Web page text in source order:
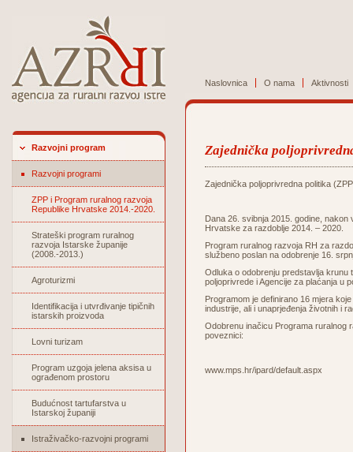
Naslovnica O nama Aktivnosti
Razvojni program
Razvojni programi
ZPP i Program ruralnog razvoja
Republike Hrvatske 2014.-2020.
Strateški program ruralnog
razvoja Istarske županije
(2008.-2013.)
Agroturizmi
Identifikacija i utvrđivanje tipičnih
istarskih proizvoda
Lovni turizam
Program uzgoja jelena aksisa u
ograđenom prostoru
Budućnost tartufarstva u
Istarskoj županiji
Istraživačko-razvojni programi
Zajednička
Zajednička poljoprivredna politika
Dana 26. svibnja 2015. godine,
Hrvatske za razdoblje 2014. – 2020.
Program ruralnog razvoja RH za
službeno poslan na odobrenje 16.
Odluka o odobrenju predstavlja krunu
poljoprivrede i Agencije za plaćanja u
Programom je definirano 16 mjera
industrije, ali i unaprjeđenja životnih i
Odobrenu inačicu Programa ruralnog
poveznici:
www.mps.hr/ipard/default.aspx